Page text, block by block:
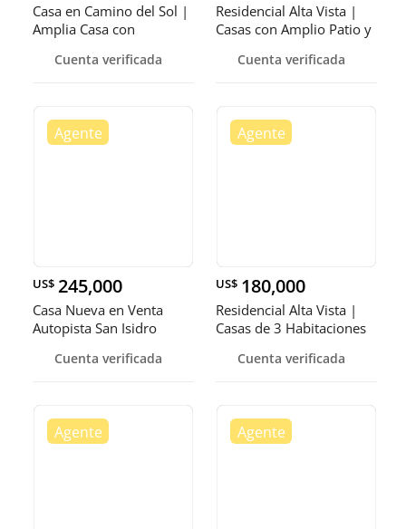
Casa en Camino del Sol |
Amplia Casa con
Cuenta verificada
Residencial Alta Vista |
Casas con Amplio Patio y
Cuenta verificada
US$ 245,000
Casa Nueva en Venta
Autopista San Isidro
Cuenta verificada
US$ 180,000
Residencial Alta Vista |
Casas de 3 Habitaciones
Cuenta verificada